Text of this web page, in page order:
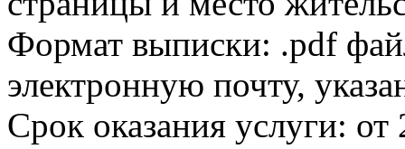
Формат выписки: .pdf
электронную почту,
Срок оказания услуги: от